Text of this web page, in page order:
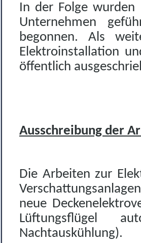
In der Folge wurden
Unternehmen
begonnen. Als
Elektroinstallation
öffentlich
Ausschreibung der
Die Arbeiten zur
neue
Lüftungsflügel
Nachtauskühlung).